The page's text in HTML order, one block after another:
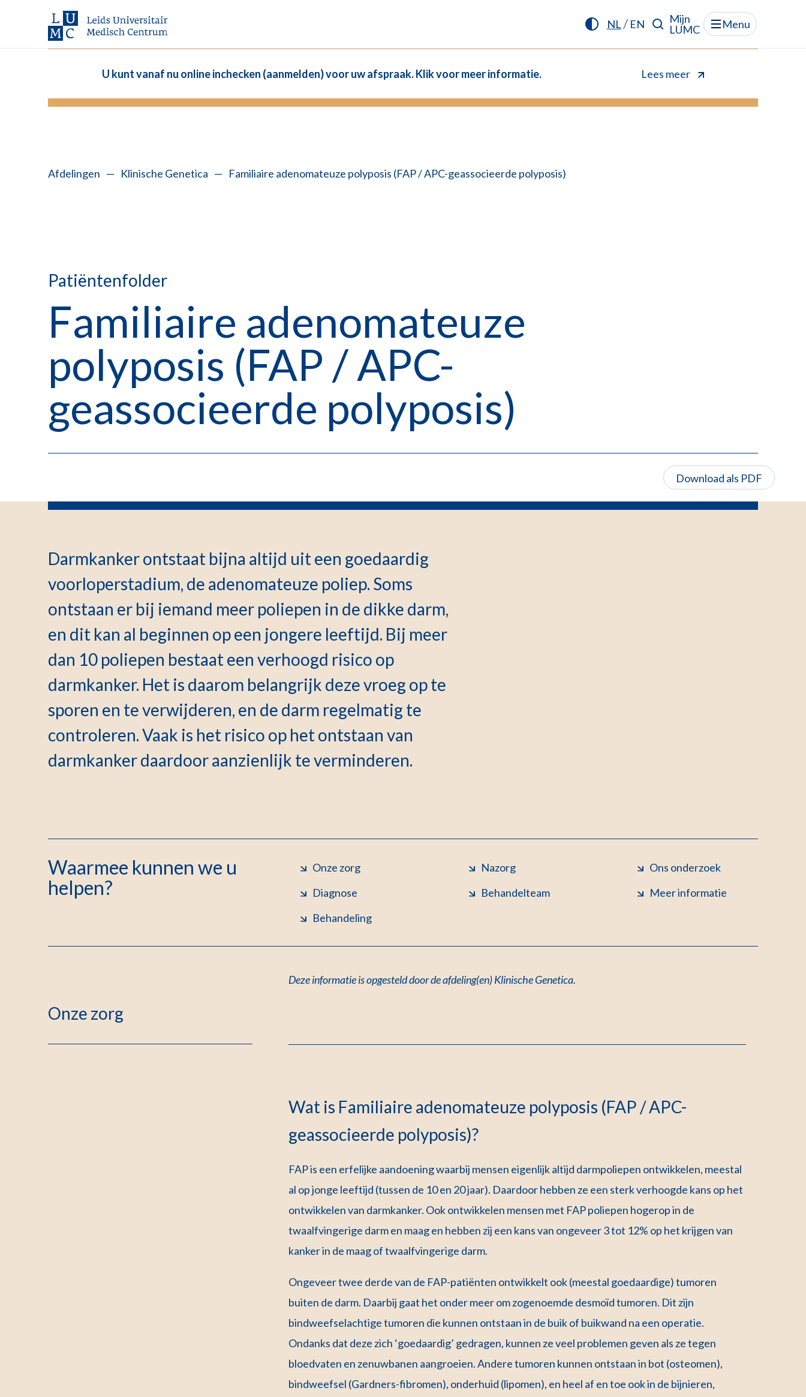
NL/ EN
Mijn
LUMC
Menu
U kunt vanaf nu online inchecken (aanmelden) voor uw afspraak. Klik voor meer informatie. Lees meer
Afdelingen — Klinische Genetica — Familiaire adenomateuze polyposis (FAP / APC-geassocieerde polyposis)
Patiëntenfolder
Familiaire adenomateuze
polyposis (FAP / APC-
geassocieerde polyposis)
Download als PDF
Darmkanker ontstaat bijna altijd uit een goedaardig
voorloperstadium, de adenomateuze poliep. Soms
ontstaan er bij iemand meer poliepen in de dikke darm,
en dit kan al beginnen op een jongere leeftijd. Bij meer
dan 10 poliepen bestaat een verhoogd risico op
darmkanker. Het is daarom belangrijk deze vroeg op te
sporen en te verwijderen, en de darm regelmatig te
controleren. Vaak is het risico op het ontstaan van
darmkanker daardoor aanzienlijk te verminderen.
Waarmee kunnen we u
helpen?
Onze zorg
Diagnose
Behandeling
Nazorg
Behandelteam
Ons onderzoek
Meer informatie
Deze informatie is opgesteld door de afdeling(en) Klinische Genetica.
Onze zorg
Wat is Familiaire adenomateuze polyposis (FAP / APC-
geassocieerde polyposis)?
FAP is een erfelijke aandoening waarbij mensen eigenlijk altijd darmpoliepen ontwikkelen, meestal
al op jonge leeftijd (tussen de 10 en 20 jaar). Daardoor hebben ze een sterk verhoogde kans op het
ontwikkelen van darmkanker. Ook ontwikkelen mensen met FAP poliepen hogerop in de
twaalfvingerige darm en maag en hebben zij een kans van ongeveer 3 tot 12% op het krijgen van
kanker in de maag of twaalfvingerige darm.
Ongeveer twee derde van de FAP-patiënten ontwikkelt ook (meestal goedaardige) tumoren
buiten de darm. Daarbij gaat het onder meer om zogenoemde desmoïd tumoren. Dit zijn
bindweefselachtige tumoren die kunnen ontstaan in de buik of buikwand na een operatie.
Ondanks dat deze zich ‘goedaardig’ gedragen, kunnen ze veel problemen geven als ze tegen
bloedvaten en zenuwbanen aangroeien. Andere tumoren kunnen ontstaan in bot (osteomen),
bindweefsel (Gardners-fibromen), onderhuid (lipomen), en heel af en toe ook in de bijnieren,